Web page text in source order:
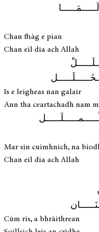
Chan fhàg e pian
Chan eil dia ach Allah
Is e leigheas nan galair
Ann tha ceartachadh nam
Mar sin cuimhnich, na
Chan eil dia ach Allah
Cùm ris, a bhràithrean